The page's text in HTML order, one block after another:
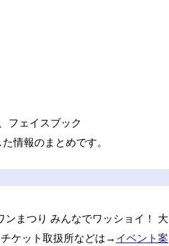
フェイスブック
情報のまとめです。
まつり みんなでワッショイ！ 大
ケット取扱所などは→ イベント案